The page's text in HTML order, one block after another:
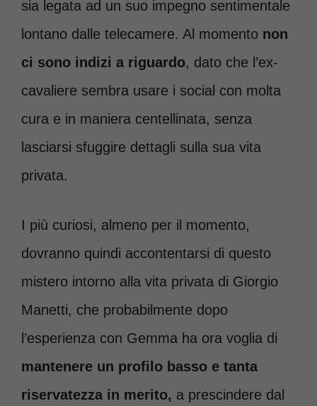
sia legata ad un suo impegno sentimentale
lontano dalle telecamere. Al momento non
ci sono indizi a riguardo, dato che l’ex-
cavaliere sembra usare i social con molta
cura e in maniera centellinata, senza
lasciarsi sfuggire dettagli sulla sua vita
privata.
I più curiosi, almeno per il momento,
dovranno quindi accontentarsi di questo
mistero intorno alla vita privata di Giorgio
Manetti, che probabilmente dopo
l’esperienza con Gemma ha ora voglia di
mantenere un profilo basso e tanta
riservatezza in merito, a prescindere dal